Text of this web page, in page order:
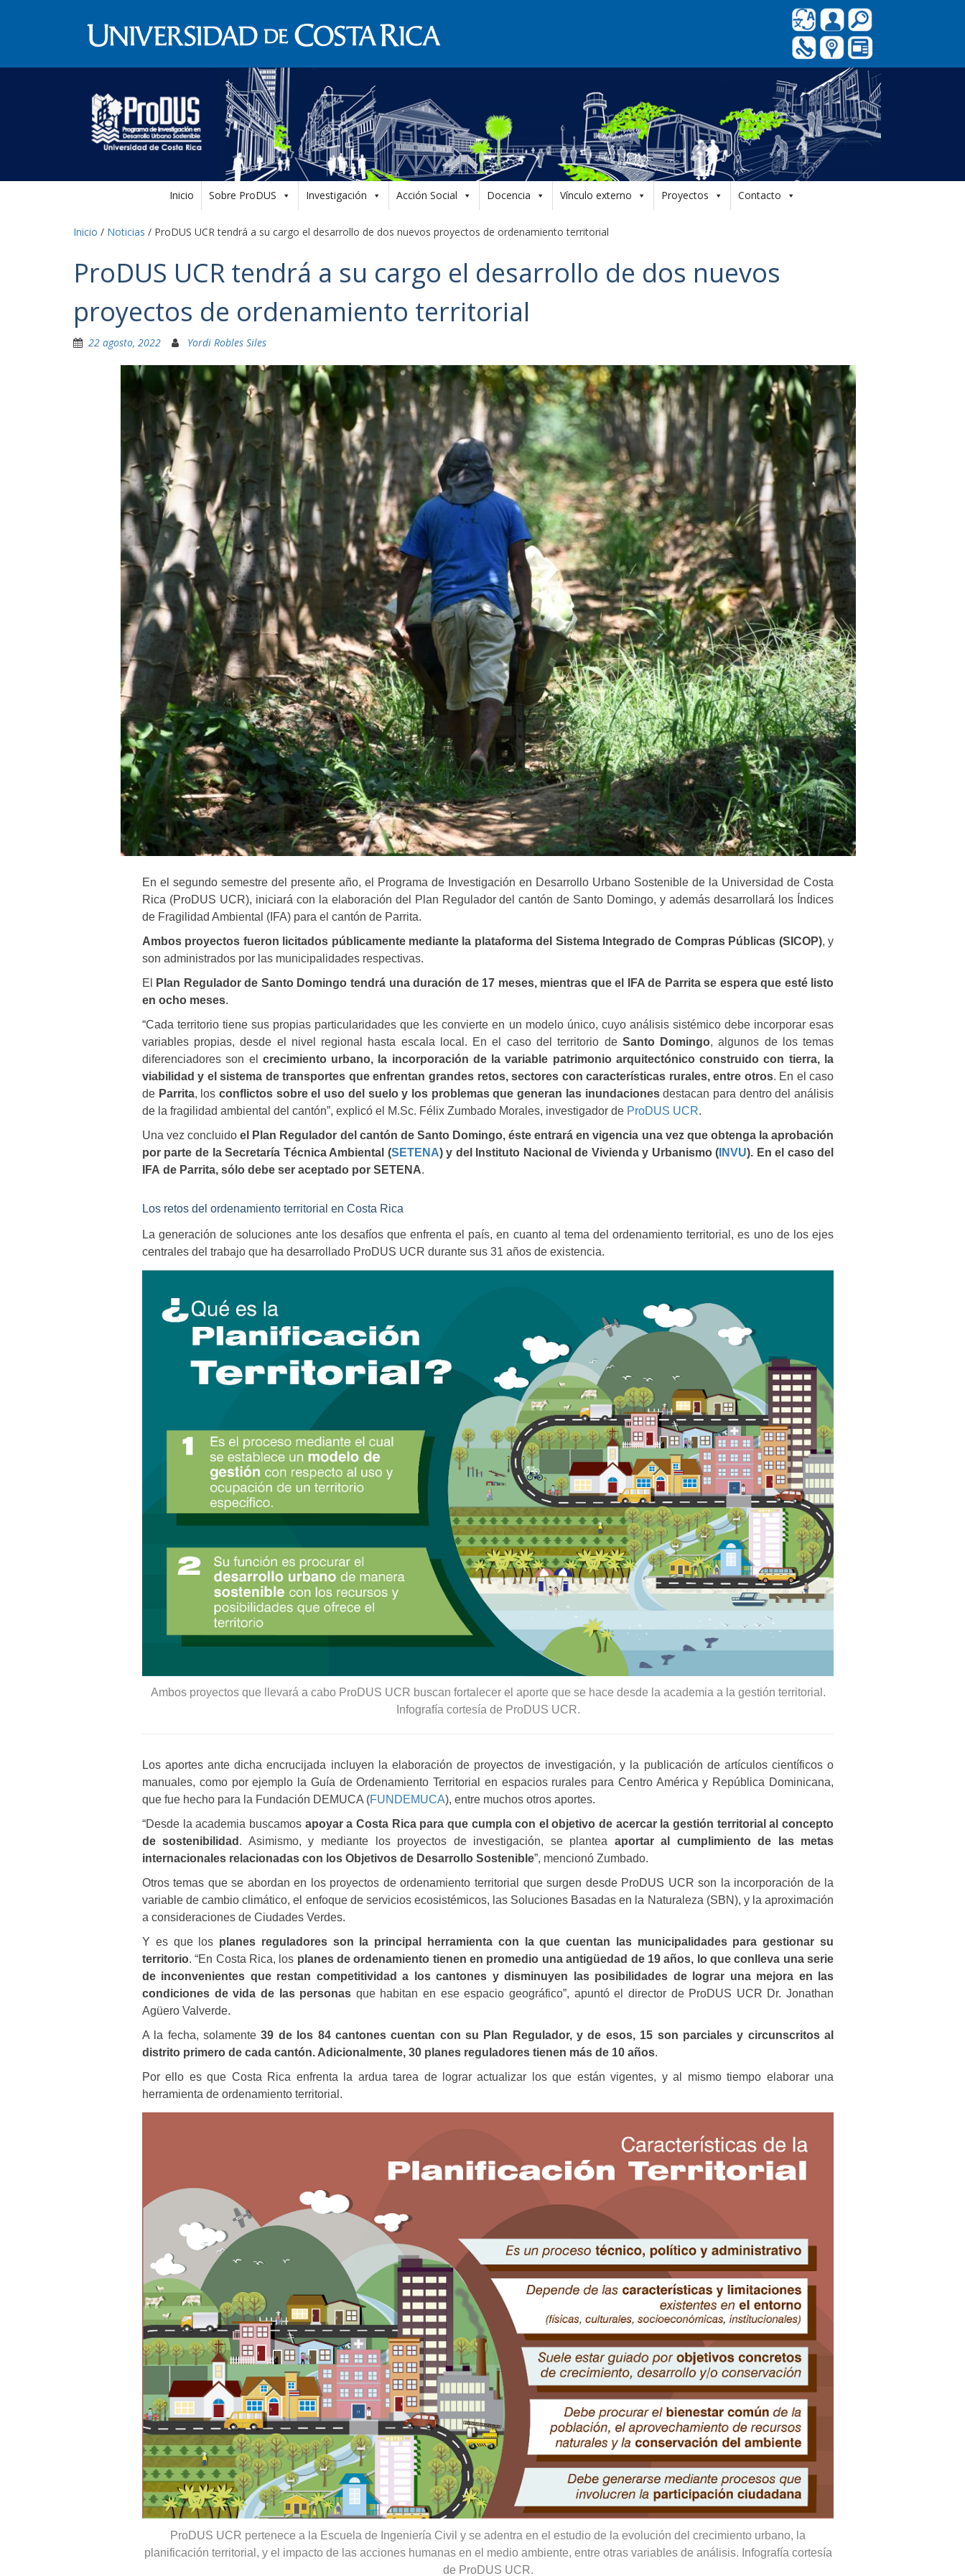
Inicio Sobre ProDUS Investigación Acción Social Docencia Vínculo externo Proyectos Contacto
Inicio / Noticias / ProDUS UCR tendrá a su cargo el desarrollo de dos nuevos proyectos de ordenamiento territorial
ProDUS UCR tendrá a su cargo el desarrollo de dos nuevos
proyectos de ordenamiento territorial
22 agosto, 2022 Yordi Robles Siles
En el segundo semestre del presente año, el Programa de Investigación en Desarrollo Urbano Sostenible de la Universidad de Costa
Rica (ProDUS UCR), iniciará con la elaboración del Plan Regulador del cantón de Santo Domingo, y además desarrollará los Índices
de Fragilidad Ambiental (IFA) para el cantón de Parrita.
Ambos proyectos fueron licitados públicamente mediante la plataforma del Sistema Integrado de Compras Públicas (SICOP), y
son administrados por las municipalidades respectivas.
El
Plan Regulador de Santo Domingo tendrá una duración de 17 meses, mientras que el IFA de Parrita se espera que esté listo
en ocho meses.
“Cada territorio tiene sus propias particularidades que les convierte en un modelo único, cuyo análisis sistémico debe incorporar esas
variables propias, desde el nivel regional hasta escala local. En el caso del territorio de Santo Domingo, algunos de los temas
diferenciadores son el crecimiento urbano, la incorporación de la variable patrimonio arquitectónico construido con tierra, la
viabilidad y el sistema de transportes que enfrentan grandes retos, sectores con características rurales, entre otros. En el caso
de Parrita, losconflictos sobre el uso del suelo y los problemas que generan las inundacionesdestacan para dentro del análisis
de la fragilidad ambiental del cantón”, explicó el M.Sc. Félix Zumbado Morales, investigador de ProDUS UCR.
Una vez concluidoel Plan Regulador del cantón de Santo Domingo, éste entrará en vigencia una vez que obtenga la aprobación
por parte de la Secretaría Técnica Ambiental (SETENA) y del Instituto Nacional de Vivienda y Urbanismo ( INVU). En el caso de
IFA de Parrita, sólo debe ser aceptado por SETENA.
Los retos del ordenamiento territorial en Costa Rica
La generación de soluciones ante los desafíos que enfrenta el país, en cuanto al tema del ordenamiento territorial, es uno de los ejes
centrales del trabajo que ha desarrollado ProDUS UCR durante sus 31 años de existencia.
Ambos proyectos que llevará a cabo ProDUS UCR buscan fortalecer el aporte que se hace desde la academia a la gestión territorial.
Infografía cortesía de ProDUS UCR.
Los aportes ante dicha encrucijada incluyen la elaboración de proyectos de investigación, y la publicación de artículos científicos o
manuales, como por ejemplo la Guía de Ordenamiento Territorial en espacios rurales para Centro América y República Dominicana,
que fue hecho para la Fundación DEMUCA (FUNDEMUCA), entre muchos otros aportes.
“Desde la academia buscamos apoyar a Costa Rica para que cumpla con el objetivo de acercar la gestión territorial al concepto
de sostenibilidad . Asimismo, y mediante los proyectos de investigación, se plantea aportar al cumplimiento de las metas
internacionales relacionadas con los Objetivos de Desarrollo Sostenible”, mencionó Zumbado.
Otros temas que se abordan en los proyectos de ordenamiento territorial que surgen desde ProDUS UCR son la incorporación de la
variable de cambio climático, el enfoque de servicios ecosistémicos, las Soluciones Basadas en la Naturaleza (SBN), y la aproximación
a consideraciones de Ciudades Verdes.
Y es que los planes reguladores son la principal herramienta con la que cuentan las municipalidades para gestionar su
territorio. “En Costa Rica, los planes de ordenamiento tienen en promedio una antigüedad de 19 años, lo que conlleva una serie
de inconvenientes que restan competitividad a los cantones y disminuyen las posibilidades de lograr una mejora en las
condiciones de vida de las personas que habitan en ese espacio geográfico”, apuntó el director de ProDUS UCR Dr. Jonathan
Agüero Valverde.
A la fecha, solamente39 de los 84 cantones cuentan con su Plan Regulador, y de esos, 15 son parciales y circunscritos al
distrito primero de cada cantón. Adicionalmente, 30 planes reguladores tienen más de 10 años.
Por ello es que Costa Rica enfrenta la ardua tarea de lograr actualizar los que están vigentes, y al mismo tiempo elaborar una
herramienta de ordenamiento territorial.
ProDUS UCR pertenece a la Escuela de Ingeniería Civil y se adentra en el estudio de la evolución del crecimiento urbano, la
planificación territorial, y el impacto de las acciones humanas en el medio ambiente, entre otras variables de análisis. Infografía cortesía
de ProDUS UCR.